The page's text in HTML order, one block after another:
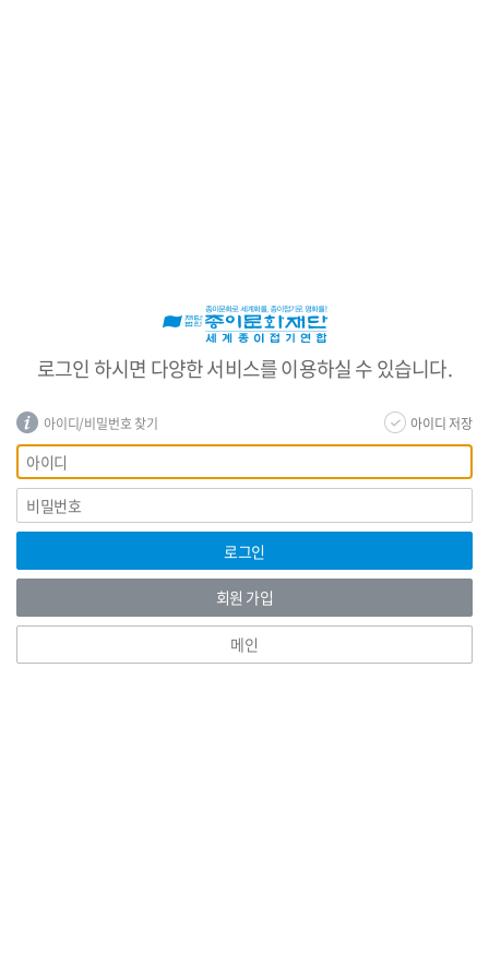
로그인 하시면 다양한 서비스를 이용하실 수 있습니다.
아이디/비밀번호 찾기 아이디 저장
회
원
로
그
인
아
이
디
비
밀
번
로그인
회원 가입
메인